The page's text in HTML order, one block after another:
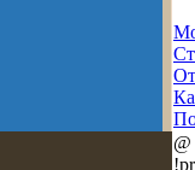
@